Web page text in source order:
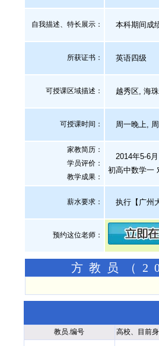
自我描述、特长展示 ： 本科期间成
所获证书 ： 英语四级
可授课区域描述： 越秀区, 海珠
可授课时间： 周一晚上,
家教简历：
学员评价：
教学成果：
2014年5-6月
初高中数学一
薪水要求： 执行【广州
预约这位老师：
方教员（
教员.编号 高校、目前